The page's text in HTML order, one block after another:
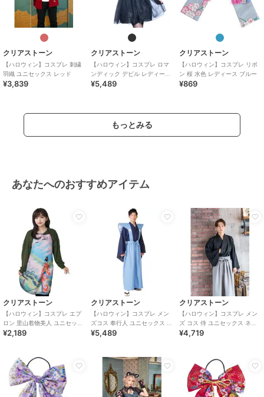
クリアストーン
【ハロウィン】コスプレ 刺繍
羽織 ユニセックス レッド
¥3,839
クリアストーン
【ハロウィン】コスプレ ロマ
ンディック デビル レディース
ブラック
¥5,489
クリアストーン
【ハロウィン】コスプレ リボ
ン 桜 水色 レディース ブルー
¥869
もっとみる
あなたへのおすすめアイテム
クリアストーン
【ハロウィン】コスプレ エプ
ロン 里山着物美人 ユニセック
ス ブルー
¥2,189
クリアストーン
【ハロウィン】コスプレ メン
ズコス 奉行人 ユニセックス ブ
ルー
¥5,489
クリアストーン
【ハロウィン】コスプレ メン
ズ コス 侍 ユニセックス ネイ
ビー
¥4,719